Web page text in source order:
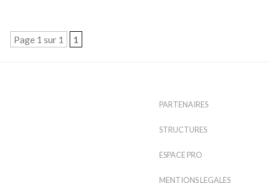
Page 1 sur 1 1
PARTENAIRES
STRUCTURES
ESPACE PRO
MENTIONS LEGALES